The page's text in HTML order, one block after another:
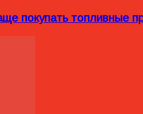
покупать топливные